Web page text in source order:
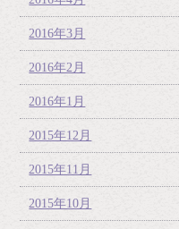
2016年3月
2016年2月
2016年1月
2015年12月
2015年11月
2015年10月